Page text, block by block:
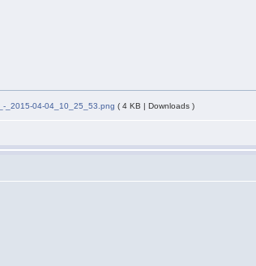
_2015-04-04_10_25_53.png ( 4 KB | Downloads )